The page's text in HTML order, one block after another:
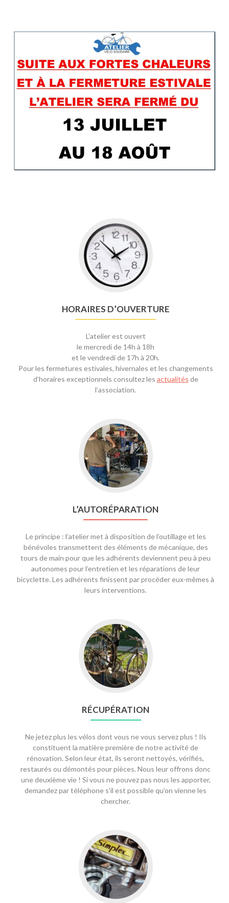
HORAIRES D’OUVERTURE
L’atelier est ouvert
le mercredi de 14h à 18h
et le vendredi de 17h à 20h.
Pour les fermetures estivales, hivernales et les changements
d’horaires exceptionnels consultez les actualités de
l’association.
L’AUTORÉPARATION
Le principe : l’atelier met à disposition de l’outillage et les
bénévoles transmettent des éléments de mécanique, des
tours de main pour que les adhérents deviennent peu à peu
autonomes pour l’entretien et les réparations de leur
bicyclette. Les adhérents finissent par procéder eux-mêmes à
leurs interventions.
RÉCUPÉRATION
Ne jetez plus les vélos dont vous ne vous servez plus ! Ils
constituent la matière première de notre activité de
rénovation. Selon leur état, ils seront nettoyés, vérifiés,
restaurés ou démontés pour pièces. Nous leur offrons donc
une deuxième vie ! Si vous ne pouvez pas nous les apporter,
demandez par téléphone s’il est possible qu’on vienne les
chercher.